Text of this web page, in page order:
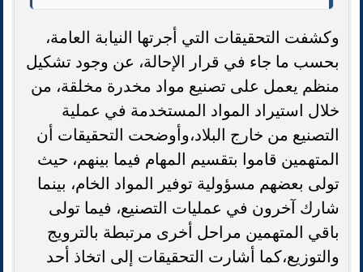
وكشفت التحقيقات التي أجرتها النيابة العامة،
بحسب ما جاء في قرار الإحالة، عن وجود تشكيل
منظم يعمل على تصنيع مواد مخدرة مخلقة، من
خلال استيراد المواد المستخدمة في عملية
التصنيع من خارج البلاد،وأوضحت التحقيقات أن
المتهمين قاموا بتقسيم المهام فيما بينهم، حيث
تولى بعضهم مسؤولية توفير المواد الخام، بينما
شارك آخرون في عمليات التصنيع، فيما تولى
باقي المتهمين مراحل أخرى مرتبطة بالترويج
والتوزيع،كما أشارت التحقيقات إلى اتخاذ أحد